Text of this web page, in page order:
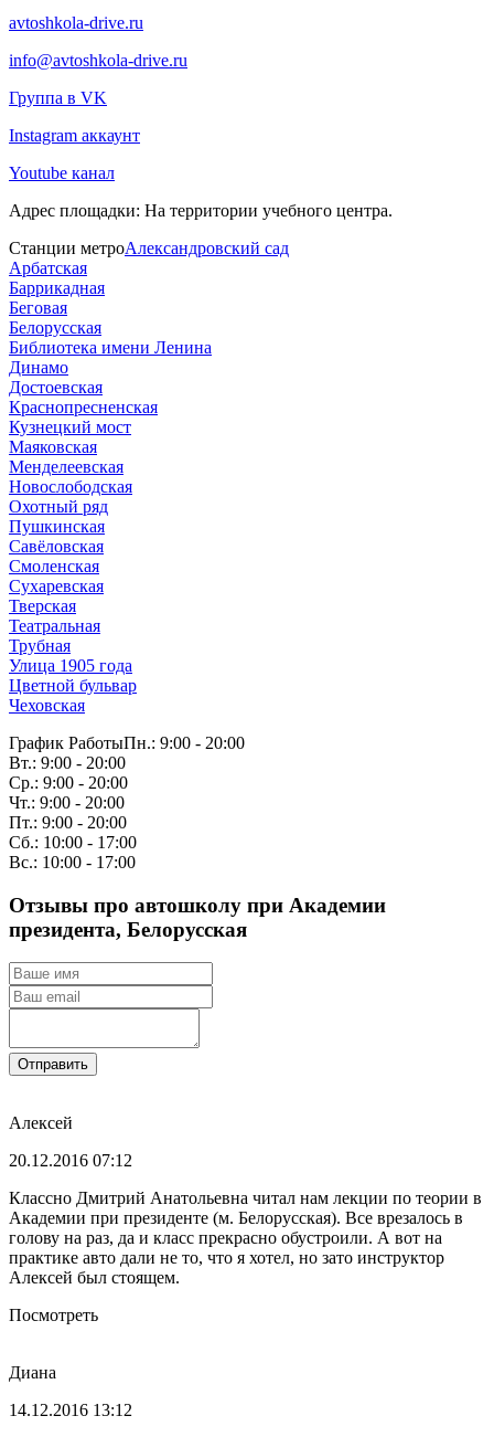
avtoshkola-drive.ru
info@avtoshkola-drive.ru
Группа в VK
Instagram аккаунт
Youtube канал
Адрес площадки: На территории учебного центра.
Станции метроАлександровский сад
Арбатская
Баррикадная
Беговая
Белорусская
Библиотека имени Ленина
Динамо
Достоевская
Краснопресненская
Кузнецкий мост
Маяковская
Менделеевская
Новослободская
Охотный ряд
Пушкинская
Савёловская
Смоленская
Сухаревская
Тверская
Театральная
Трубная
Улица 1905 года
Цветной бульвар
Чеховская
График РаботыПн.: 9:00 - 20:00
Вт.: 9:00 - 20:00
Ср.: 9:00 - 20:00
Чт.: 9:00 - 20:00
Пт.: 9:00 - 20:00
Сб.: 10:00 - 17:00
Вс.: 10:00 - 17:00
Отзывы про автошколу при Академии
президента, Белорусская
Отправить
Алексей
20.12.2016 07:12
Классно Дмитрий Анатольевна читал нам лекции по теории в
Академии при президенте (м. Белорусская). Все врезалось в
голову на раз, да и класс прекрасно обустроили. А вот на
практике авто дали не то, что я хотел, но зато инструктор
Алексей был стоящем.
Посмотреть
Диана
14.12.2016 13:12